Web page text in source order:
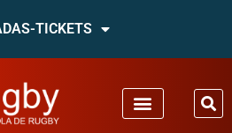
TICKETS